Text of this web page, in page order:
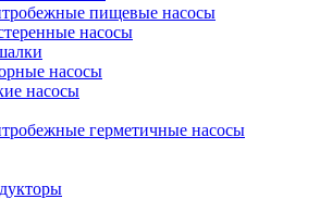
пищевые насосы
насосы
насосы
насосы
герметичные насосы